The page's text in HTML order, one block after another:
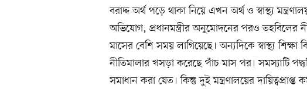
বরাদ্দ অর্থ পড়ে থাকা নিয়ে এখন অর্থ ও স্বাস্থ্য
অভিযোগ, প্রধানমন্ত্রীর অনুমোদনের পরও তহবিলের
মাসের বেশি সময় লাগিয়েছে। অন্যদিকে স্বাস্থ্য শিক্ষা
নীতিমালার খসড়া করেছে পাঁচ মাস পর। সমস্যাটি
সমাধান করা যেত। কিন্তু দুই মন্ত্রণালয়ের দায়িত্বপ্রাপ্ত